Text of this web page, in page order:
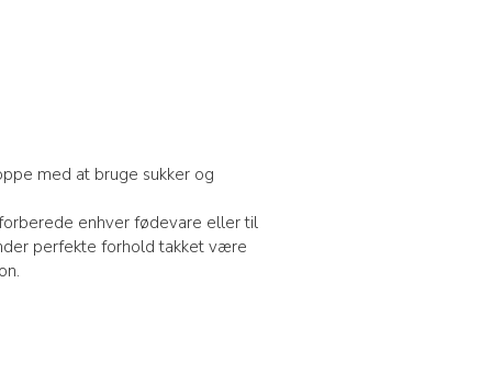
med at bruge sukker og
enhver fødevare eller til
perfekte forhold takket være